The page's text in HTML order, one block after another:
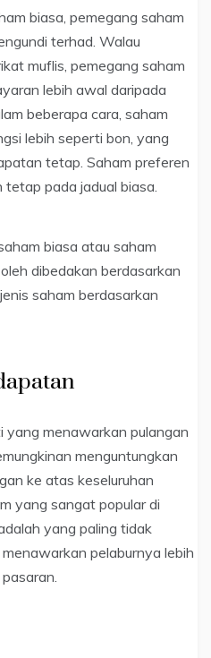
biasa, pemegang saham
terhad. Walau
muflis, pemegang saham
lebih awal daripada
beberapa cara, saham
lebih seperti bon, yang
tetap. Saham preferen
pada jadual biasa.
biasa atau saham
dibedakan berdasarkan
saham berdasarkan
yang menawarkan pulangan
menguntungkan
ke atas keseluruhan
yang sangat popular di
yang paling tidak
pelaburnya lebih